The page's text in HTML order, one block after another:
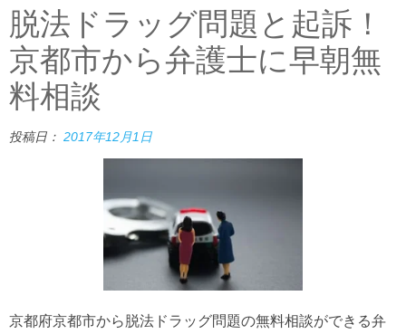
脱法ドラッグ問題と起訴！
京都市から弁護士に早朝無
料相談
投稿日： 2017年12月1日
京都府京都市から脱法ドラッグ問題の無料相談ができる弁